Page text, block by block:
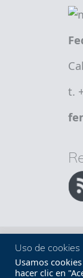
t.
Uso de cookies
Usamos
hacer clic en